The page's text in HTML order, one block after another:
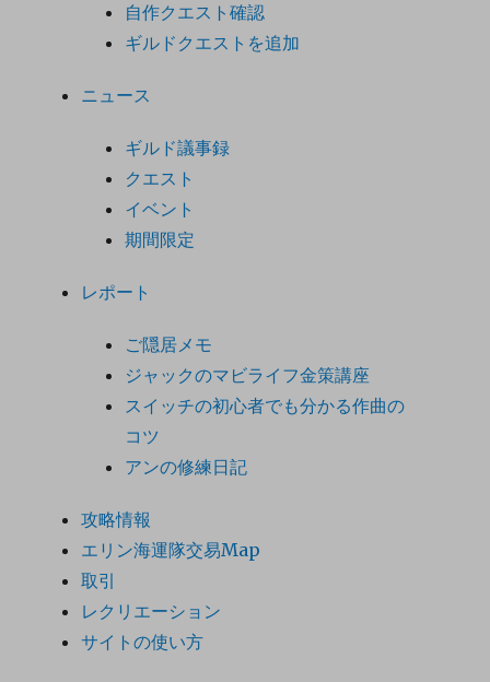
自作クエスト確認
ギルドクエストを追加
ニュース
ギルド議事録
クエスト
イベント
期間限定
レポート
ご隠居メモ
ジャックのマビライフ金策講座
スイッチの初心者でも分かる作曲の
コツ
アンの修練日記
攻略情報
エリン海運隊交易Map
取引
レクリエーション
サイトの使い方